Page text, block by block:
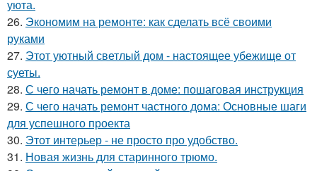
уюта.
26. Экономим на ремонте: как сделать всё своими
руками
27. Этот уютный светлый дом - настоящее убежище от
суеты.
28. С чего начать ремонт в доме: пошаговая инструкция
29. С чего начать ремонт частного дома: Основные шаги
для успешного проекта
30. Этот интерьер - не просто про удобство.
31. Новая жизнь для старинного трюмо.